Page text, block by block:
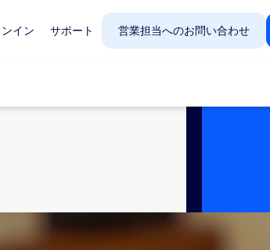
イン サポート 営業担当へのお問い合わせ
でいるもの — Zoomのお客様が今関心を寄せてい
ミーティング